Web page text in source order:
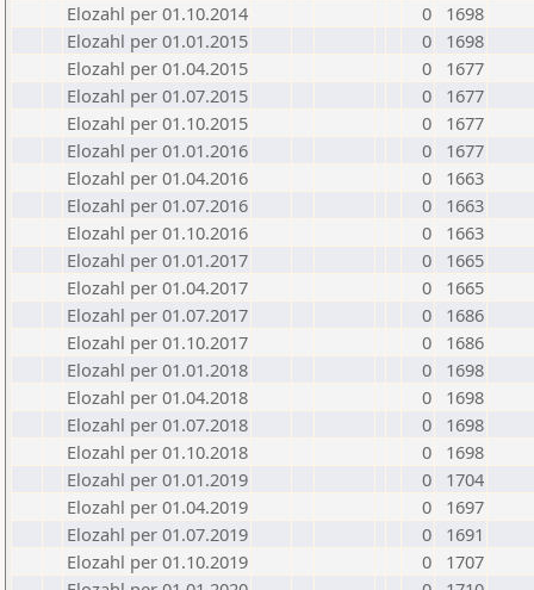
Elozahl per 01.10.2014
0
1698
Elozahl per 01.01.2015
0
1698
Elozahl per 01.04.2015
0
1677
Elozahl per 01.07.2015
0
1677
Elozahl per 01.10.2015
0
1677
Elozahl per 01.01.2016
0
1677
Elozahl per 01.04.2016
0
1663
Elozahl per 01.07.2016
0
1663
Elozahl per 01.10.2016
0
1663
Elozahl per 01.01.2017
0
1665
Elozahl per 01.04.2017
0
1665
Elozahl per 01.07.2017
0
1686
Elozahl per 01.10.2017
0
1686
Elozahl per 01.01.2018
0
1698
Elozahl per 01.04.2018
0
1698
Elozahl per 01.07.2018
0
1698
Elozahl per 01.10.2018
0
1698
Elozahl per 01.01.2019
0
1704
Elozahl per 01.04.2019
0
1697
Elozahl per 01.07.2019
0
1691
Elozahl per 01.10.2019
0
1707